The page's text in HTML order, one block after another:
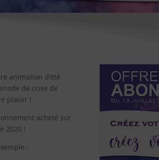
animation d’été
de crise de
plaisir !
acheté sur
2020 !
: